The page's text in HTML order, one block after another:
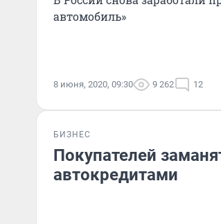
автомобиль»
8 июня, 2020, 09:30 9 262 12
БИЗНЕС
Покупателей
автокредитами